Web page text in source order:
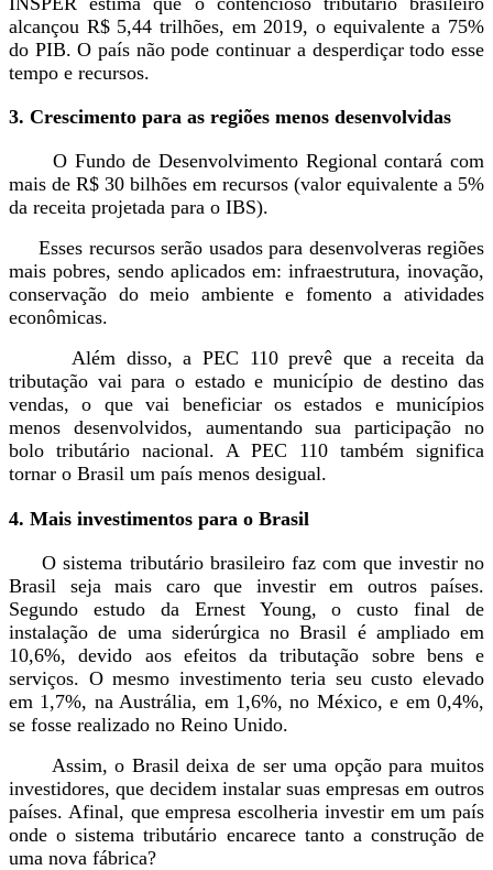
alcançou R$ 5,44 trilhões, em 2019, o equivalente a 75%
do PIB. O país não pode continuar a desperdiçar todo esse
tempo e recursos.
3. Crescimento para as regiões menos desenvolvidas
O Fundo de Desenvolvimento Regional contará com
mais de R$ 30 bilhões em recursos (valor equivalente a 5%
da receita projetada para o IBS).
Esses recursos serão usados para desenvolveras regiões
mais pobres, sendo aplicados em: infraestrutura, inovação,
conservação do meio ambiente e fomento a atividades
econômicas.
Além disso, a PEC 110 prevê que a receita da
tributação vai para o estado e município de destino das
vendas, o que vai beneficiar os estados e municípios
menos desenvolvidos, aumentando sua participação no
bolo tributário nacional. A PEC 110 também significa
tornar o Brasil um país menos desigual.
4. Mais investimentos para o Brasil
O sistema tributário brasileiro faz com que investir no
Brasil seja mais caro que investir em outros países.
Segundo estudo da Ernest Young, o custo final de
instalação de uma siderúrgica no Brasil é ampliado em
10,6%, devido aos efeitos da tributação sobre bens e
serviços. O mesmo investimento teria seu custo elevado
em 1,7%, na Austrália, em 1,6%, no México, e em 0,4%,
se fosse realizado no Reino Unido.
Assim, o Brasil deixa de ser uma opção para muitos
investidores, que decidem instalar suas empresas em outros
países. Afinal, que empresa escolheria investir em um país
onde o sistema tributário encarece tanto a construção de
uma nova fábrica?